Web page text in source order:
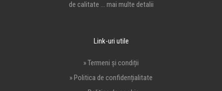
de calitate … mai multe detalii
Link-uri utile
» Termeni și condiții
» Politica de confidențialitate